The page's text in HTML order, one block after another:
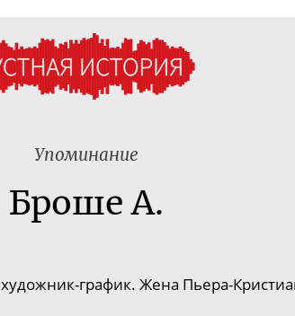
Упоминание
Броше А.
художник-график. Жена Пьера-